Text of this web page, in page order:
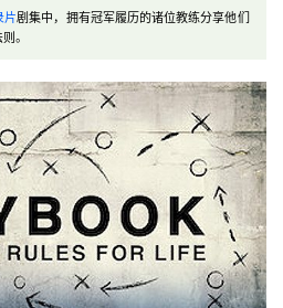
片剧集中，拥有冠军履历的诸位教练分享他们
。